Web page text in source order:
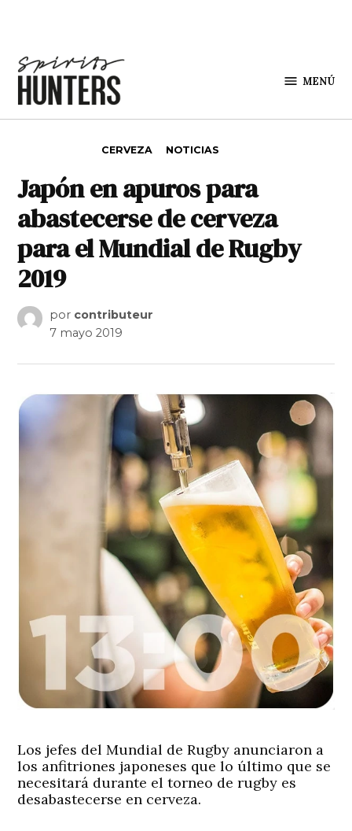
MENÚ
CERVEZA NOTICIAS
Japón en apuros para
abastecerse de cerveza
para el Mundial de Rugby
2019
por contributeur
7 mayo 2019
Los jefes del Mundial de Rugby anunciaron a
los anfitriones japoneses que lo último que se
necesitará durante el torneo de rugby es
desabastecerse en cerveza.